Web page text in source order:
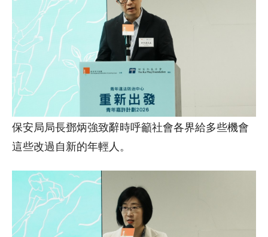
保安局局長鄧炳強致辭時呼籲社會各界給多些機會
這些改過自新的年輕人。